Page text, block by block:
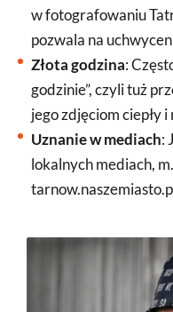
w fotografowaniu
pozwala na
Złota godzina:
godzinie”, czyli tuż
jego zdjęciom ciepły
Uznanie w mediach:
lokalnych mediach,